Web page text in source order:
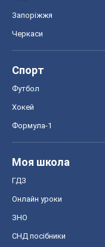
Запоріжжя
Черкаси
Спорт
Футбол
Хокей
Формула-1
Моя школа
ГДЗ
Онлайн уроки
ЗНО
СНД посібники